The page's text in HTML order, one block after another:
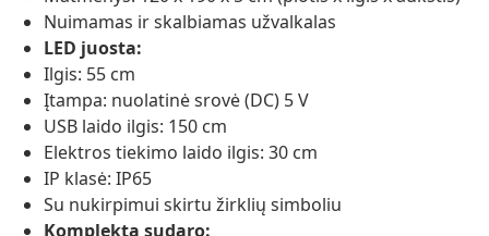
Nuimamas ir skalbiamas užvalkalas
LED juosta:
Ilgis: 55 cm
Įtampa: nuolatinė srovė (DC) 5 V
USB laido ilgis: 150 cm
Elektros tiekimo laido ilgis: 30 cm
IP klasė: IP65
Su nukirpimui skirtu žirklių simboliu
Komplektą sudaro: